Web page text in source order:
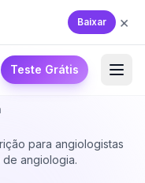
Baixar ×
Teste Grátis
para angiologistas
angiologia.